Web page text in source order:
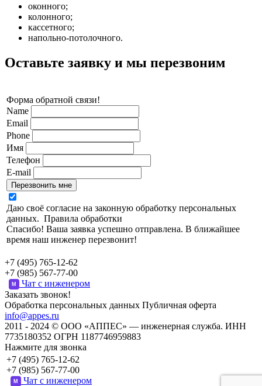
оконного;
колонного;
кассетного;
напольно-потолочного.
Оставьте заявку и мы перезвоним
Форма обратной связи!
Name
Email
Phone
Имя
Телефон
E-mail
Перезвонить мне
Даю своё согласие на законную обработку персональных
данных. Правила обработки
Спасибо! Ваша заявка успешно отправлена. В ближайшее
время наш инженер перезвонит!
+7 (495) 765-12-62
+7 (985) 567-77-00
M
Чат с инженером
Заказать звонок!
Обработка персональных данных Публичная оферта
info@appes.ru
2011 - 2024 © ООО «АППЕС» — инженерная служба. ИНН
7735180352 ОГРН 1187746959883
Нажмите для звонка
+7 (495) 765-12-62
+7 (985) 567-77-00
M Чат с инженером